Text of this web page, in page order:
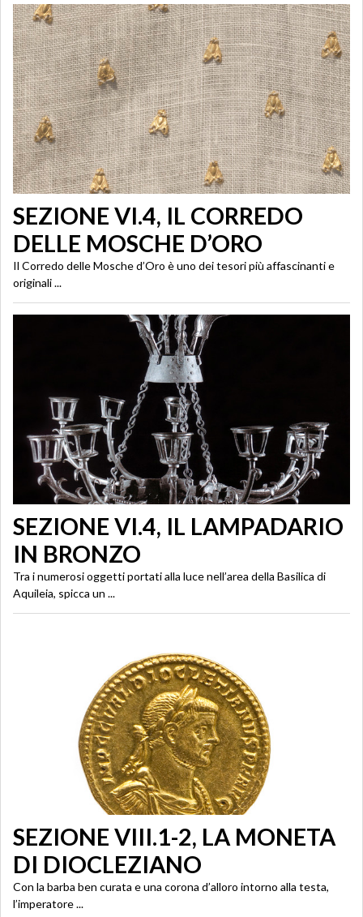
SEZIONE VI.4, IL CORREDO
DELLE MOSCHE D’ORO
Il Corredo delle Mosche d’Oro è uno dei tesori più affascinanti e
originali ...
SEZIONE VI.4, IL LAMPADARIO
IN BRONZO
Tra i numerosi oggetti portati alla luce nell’area della Basilica di
Aquileia, spicca un ...
SEZIONE VIII.1-2, LA MONETA
DI DIOCLEZIANO
Con la barba ben curata e una corona d’alloro intorno alla testa,
l’imperatore ...